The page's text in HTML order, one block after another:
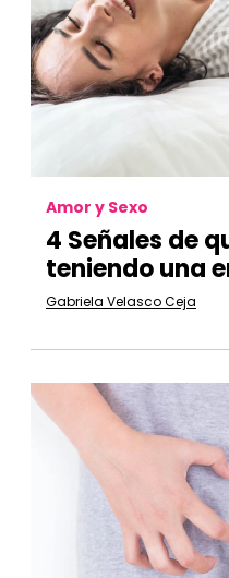
Amor y Sexo
4 Señales de
teniendo una
Gabriela Velasco Ceja